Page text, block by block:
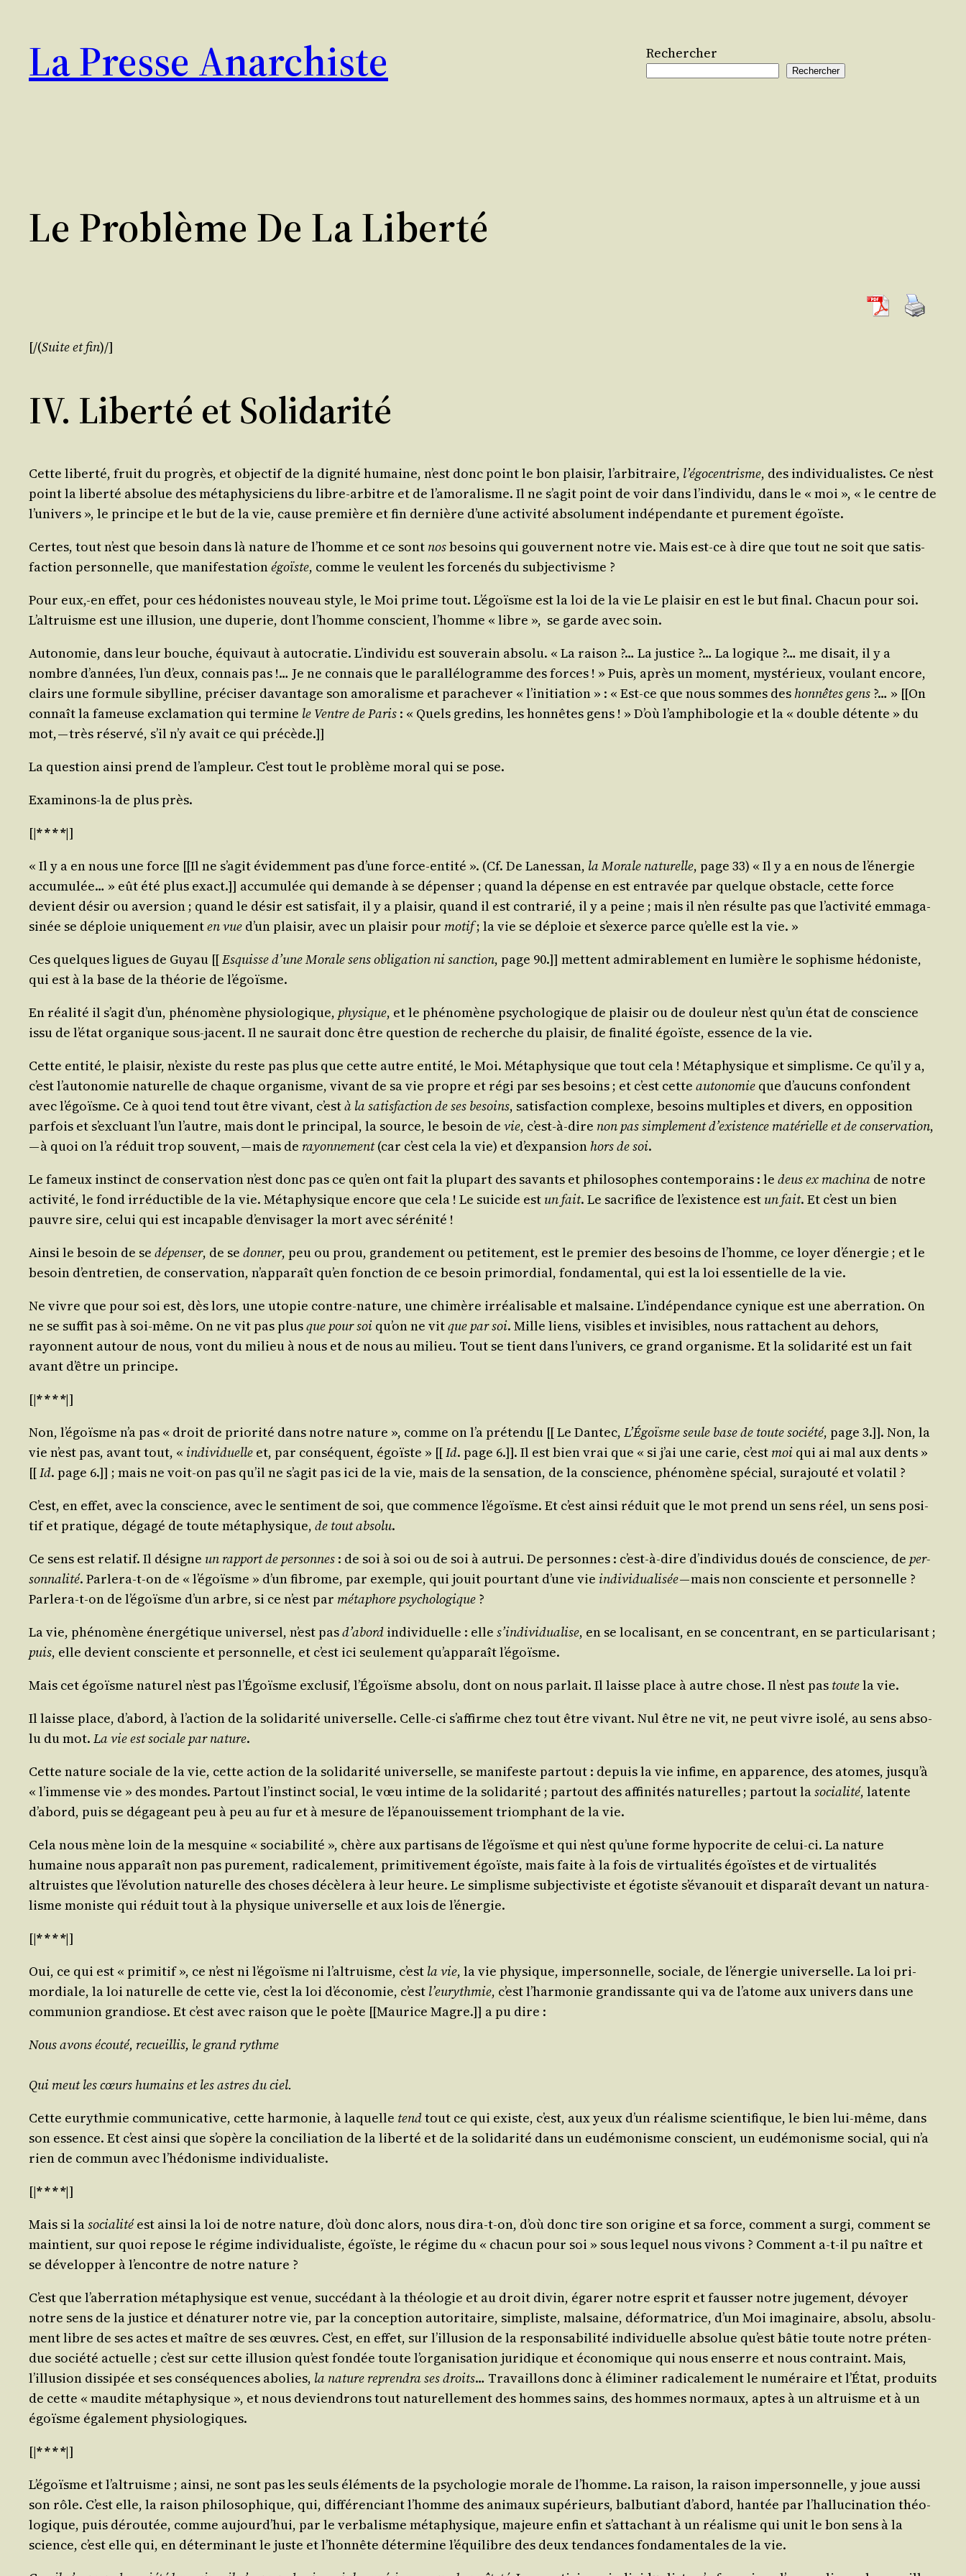
contenu
La Presse Anarchiste Rechercher
Rechercher
Le Problème De La Liberté
[/​(Suite et fin)/​]
IV. Liberté et Solidarité
Cette liber­té, fruit du pro­grès, et objec­tif de la digni­té humaine, n’est donc point le bon plai­sir, l’arbitraire, l’égocentrisme, des indi­vi­dua­listes. Ce n’est
point la liber­té abso­lue des méta­phy­si­ciens du libre-arbitre et de l’amoralisme. Il ne s’agit point de voir dans l’individu, dans le « moi », « le centre de
l’univers », le prin­cipe et le but de la vie, cause pre­mière et fin der­nière d’une acti­vi­té abso­lu­ment indé­pen­dante et pure­ment égoïste.
Certes, tout n’est que besoin dans là nature de l’homme et ce sont nosbesoins qui gou­vernent notre vie. Mais est-ce à dire que tout ne soit que satis­
fac­tion per­son­nelle, que mani­fes­ta­tionégoïste, comme le veulent les for­ce­nés du subjectivisme ?
Pour eux,-en effet, pour ces hédo­nistes nou­veau style, le Moi prime tout. L’égoïsme est la loi de la vie Le plai­sir en est le but final. Cha­cun pour soi.
L’altruisme est une illu­sion, une dupe­rie, dont l’homme conscient, l’homme « libre », se garde avec soin.
Auto­no­mie, dans leur bouche, équi­vaut à auto­cra­tie. L’individu est sou­ve­rain abso­lu. « La rai­son ?… La jus­tice ?… La logique ?… me disait, il y a
nombre d’années, l’un d’eux, connais pas !… Je ne connais que le paral­lé­lo­gramme des forces ! » Puis, après un moment, mys­té­rieux, vou­lant encore,
clairs une for­mule sibyl­line, pré­ci­ser davan­tage son amo­ra­lisme et par­ache­ver « l’initiation » : « Est-ce que nous sommes des hon­nêtes gens ?… » [[On
connaît la fameuse excla­ma­tion qui ter­mine le Ventre de Paris : « Quels gre­dins, les hon­nêtes gens ! » D’où l’amphibologie et la « double détente » du
mot, — très réser­vé, s’il n’y avait ce qui précède.]]
La ques­tion ain­si prend de l’ampleur. C’est tout le pro­blème moral qui se pose.
Exa­mi­nons-la de plus près.
[|* * * *|]
« Il y a en nous une force [[Il ne s’agit évi­dem­ment pas d’une force-enti­té ». (Cf. De Lanes­san, la Morale natu­relle, page 33) « Il y a en nous de l’énergie
accu­mu­lée… » eût été plus exact.]] accu­mu­lée qui demande à se dépen­ser ; quand la dépense en est entra­vée par quelque obs­tacle, cette force
devient désir ou aver­sion ; quand le désir est satis­fait, il y a plai­sir, quand il est contra­rié, il y a peine ; mais il n’en résulte pas que l’activité emma­ga­
si­née se déploie uni­que­menten vue d’un plai­sir, avec un plai­sir pour motif; la vie se déploie et s’exerce parce qu’elle est la vie. »
Ces quelques ligues de Guyau [[Esquisse d’une Morale sens obli­ga­tion ni sanc­tion, page 90.]] mettent admi­ra­ble­ment en lumière le sophisme hédo­niste,
qui est à la base de la théo­rie de l’égoïsme.
En réa­li­té il s’agit d’un, phé­no­mène phy­sio­lo­gique, phy­sique, et le phé­no­mène psy­cho­lo­gique de plai­sir ou de dou­leur n’est qu’un état de conscience
issu de l’état orga­nique sous-jacent. Il ne sau­rait donc être ques­tion de recherche du plai­sir, de fina­li­té égoïste, essence de la vie.
Cette enti­té, le plai­sir, n’existe du reste pas plus que cette autre enti­té, le Moi. Méta­phy­sique que tout cela ! Méta­phy­sique et sim­plisme. Ce qu’il y a,
c’est l’autonomie natu­relle de chaque orga­nisme, vivant de sa vie propre et régi par ses besoins ; et c’est cette auto­no­mie que d’aucuns confondent
avec l’égoïsme. Ce à quoi tend tout être vivant, c’està la satis­fac­tion de ses besoins, satis­fac­tion com­plexe, besoins mul­tiples et divers, en oppo­si­tion
par­fois et s’excluant l’un l’autre, mais dont le prin­ci­pal, la source, le besoin de vie, c’est-à-dire non pas sim­ple­ment d’existence maté­rielle et de conser­va­tion,
— à quoi on l’a réduit trop sou­vent, — mais de rayon­ne­ment(car c’est cela la vie) et d’expansion hors de soi.
Le fameux ins­tinct de conser­va­tion n’est donc pas ce qu’en ont fait la plu­part des savants et phi­lo­sophes contem­po­rains : le deus ex machi­na de notre
acti­vi­té, le fond irré­duc­tible de la vie. Méta­phy­sique encore que cela ! Le sui­cide est un fait. Le sacri­fice de l’existence est un fait. Et c’est un bien
pauvre sire, celui qui est inca­pable d’envisager la mort avec sérénité !
Ain­si le besoin de se dépen­ser, de se don­ner, peu ou prou, gran­de­ment ou peti­te­ment, est le pre­mier des besoins de l’homme, ce loyer d’énergie ; et le
besoin d’entretien, de conser­va­tion, n’apparaît qu’en fonc­tion de ce besoin pri­mor­dial, fon­da­men­tal, qui est la loi essen­tielle de la vie.
Ne vivre que pour soi est, dès lors, une uto­pie contre-nature, une chi­mère irréa­li­sable et mal­saine. L’indépendance cynique est une aber­ra­tion. On
ne se suf­fit pas à soi-même. On ne vit pas plusque pour soi qu’on ne vitque par soi. Mille liens, visibles et invi­sibles, nous rat­tachent au dehors,
rayonnent autour de nous, vont du milieu à nous et de nous au milieu. Tout se tient dans l’univers, ce grand orga­nisme. Et la soli­da­ri­té est un fait
avant d’être un principe.
[|* * * *|]
Non, l’égoïsme n’a pas « droit de prio­ri­té dans notre nature », comme on l’a pré­ten­du [[Le Dan­tec, L’Égoïsme seule base de toute socié­té, page 3.]]. Non, la
vie n’est pas, avant tout, « indi­vi­duelle et, par consé­quent, égoïste » [[Id. page 6.]]. Il est bien vrai que « si j’ai une carie, c’est moi qui ai mal aux dents »
[[Id. page 6.]] ; mais ne voit-on pas qu’il ne s’agit pas ici de la vie, mais de la sen­sa­tion, de la conscience, phé­no­mène spé­cial, sur­ajou­té et volatil ?
C’est, en effet, avec la conscience, avec le sen­ti­ment de soi, que com­mence l’égoïsme. Et c’est ain­si réduit que le mot prend un sens réel, un sens posi­
tif et pra­tique, déga­gé de toute méta­phy­sique, de tout abso­lu.
Ce sens est rela­tif. Il désigne un rap­port de per­sonnes : de soi à soi ou de soi à autrui. De per­sonnes : c’est-à-dire d’individus doués de conscience, de per­
son­na­li­té. Par­le­ra-t-on de « l’égoïsme » d’un fibrome, par exemple, qui jouit pour­tant d’une vie indi­vi­dua­li­sée— mais non consciente et per­son­nelle ?
Par­le­ra-t-on de l’égoïsme d’un arbre, si ce n’est par méta­phore psy­cho­lo­gique ?
La vie, phé­no­mène éner­gé­tique uni­ver­sel, n’est pasd’abord indi­vi­duelle : elle s’individualise, en se loca­li­sant, en se concen­trant, en se par­ti­cu­la­ri­sant ;
puis, elle devient consciente et per­son­nelle, et c’est ici seule­ment qu’apparaît l’égoïsme.
Mais cet égoïsme natu­rel n’est pas l’Égoïsme exclu­sif, l’Égoïsme abso­lu, dont on nous par­lait. Il laisse place à autre chose. Il n’est pas toutela vie.
Il laisse place, d’abord, à l’action de la soli­da­ri­té uni­ver­selle. Celle-ci s’affirme chez tout être vivant. Nul être ne vit, ne peut vivre iso­lé, au sens abso­
lu du mot. La vie est sociale par nature.
Cette nature sociale de la vie, cette action de la soli­da­ri­té uni­ver­selle, se mani­feste par­tout : depuis la vie infime, en appa­rence, des atomes, jusqu’à
« l’immense vie » des mondes. Par­tout l’instinct social, le vœu intime de la soli­da­ri­té ; par­tout des affi­ni­tés natu­relles ; par­tout lasocia­li­té, latente
d’abord, puis se déga­geant peu à peu au fur et à mesure de l’épanouissement triom­phant de la vie.
Cela nous mène loin de la mes­quine « socia­bi­li­té », chère aux par­ti­sans de l’égoïsme et qui n’est qu’une forme hypo­crite de celui-ci. La nature
humaine nous appa­raît non pas pure­ment, radi­ca­le­ment, pri­mi­ti­ve­ment égoïste, mais faite à la fois de vir­tua­li­tés égoïstes et de vir­tua­li­tés
altruistes que l’évolution natu­relle des choses décè­le­ra à leur heure. Le sim­plisme sub­jec­ti­viste et égo­tiste s’évanouit et dis­pa­raît devant un natu­ra­
lisme moniste qui réduit tout à la phy­sique uni­ver­selle et aux lois de l’énergie.
[|* * * *|]
Oui, ce qui est « pri­mi­tif », ce n’est ni l’égoïsme ni l’altruisme, c’est la vie, la vie phy­sique, imper­son­nelle, sociale, de l’énergie uni­ver­selle. La loi pri­
mor­diale, la loi natu­relle de cette vie, c’est la loi d’économie, c’est l’eurythmie, c’est l’harmonie gran­dis­sante qui va de l’atome aux uni­vers dans une
com­mu­nion gran­diose. Et c’est avec rai­son que le poète [[Mau­rice Magre.]] a pu dire :
Nous avons écou­té, recueillis, le grand rythme
Qui meut les cœurs humains et les astres du ciel.
Cette euryth­mie com­mu­ni­ca­tive, cette har­mo­nie, à laquelle tendtout ce qui existe, c’est, aux yeux d’un réa­lisme scien­ti­fique, le bien lui-même, dans
son essence. Et c’est ain­si que s’opère la conci­lia­tion de la liber­té et de la soli­da­ri­té dans un eudé­mo­nisme conscient, un eudé­mo­nisme social, qui n’a
rien de com­mun avec l’hédonisme individualiste.
[|* * * *|]
Mais si lasocia­li­téest ain­si la loi de notre nature, d’où donc alors, nous dira-t-on, d’où donc tire son ori­gine et sa force, com­ment a sur­gi, com­ment se
main­tient, sur quoi repose le régime indi­vi­dua­liste, égoïste, le régime du « cha­cun pour soi » sous lequel nous vivons ? Com­ment a‑t-il pu naître et
se déve­lop­per à l’encontre de notre nature ?
C’est que l’aberration méta­phy­sique est venue, suc­cé­dant à la théo­lo­gie et au droit divin, éga­rer notre esprit et faus­ser notre juge­ment, dévoyer
notre sens de la jus­tice et déna­tu­rer notre vie, par la concep­tion auto­ri­taire, sim­pliste, mal­saine, défor­ma­trice, d’un Moi ima­gi­naire, abso­lu, abso­lu­
ment libre de ses actes et maître de ses œuvres. C’est, en effet, sur l’illusion de la res­pon­sa­bi­li­té indi­vi­duelle abso­lue qu’est bâtie toute notre pré­ten­
due socié­té actuelle ; c’est sur cette illu­sion qu’est fon­dée toute l’organisation juri­dique et éco­no­mique qui nous enserre et nous contraint. Mais,
l’illusion dis­si­pée et ses consé­quences abo­lies, la nature repren­dra ses droits… Tra­vaillons donc à éli­mi­ner radi­ca­le­ment le numé­raire et l’État, pro­duits
de cette « mau­dite méta­phy­sique », et nous devien­drons tout natu­rel­le­ment des hommes sains, des hommes nor­maux, aptes à un altruisme et à un
égoïsme éga­le­ment physiologiques.
[|* * * *|]
L’égoïsme et l’altruisme ; ain­si, ne sont pas les seuls élé­ments de la psy­cho­lo­gie morale de l’homme. La rai­son, la rai­son imper­son­nelle, y joue aus­si
son rôle. C’est elle, la rai­son phi­lo­so­phique, qui, dif­fé­ren­ciant l’homme des ani­maux supé­rieurs, bal­bu­tiant d’abord, han­tée par l’hallucination théo­
lo­gique, puis dérou­tée, comme aujourd’hui, par le ver­ba­lisme méta­phy­sique, majeure enfin et s’attachant à un réa­lisme qui unit le bon sens à la
science, c’est elle qui, en déter­mi­nant le juste et l’honnête déter­mine l’équilibre des deux ten­dances fon­da­men­tales de la vie.